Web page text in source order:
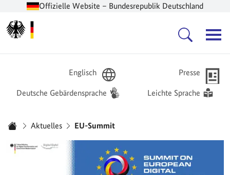
Offizielle Website – Bundesrepublik Deutschland
Englisch Presse
Deutsche Gebärdensprache Leichte Sprache
Aktuelles EU-Summit